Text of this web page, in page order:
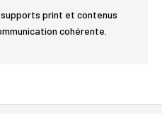
print et contenus
cohérente.